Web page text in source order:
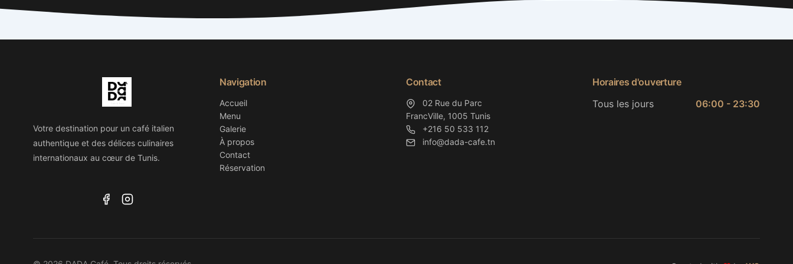
Votre destination pour un café italien
authentique et des délices culinaires
internationaux au cœur de Tunis.
Navigation
Accueil
Menu
Galerie
À propos
Contact
Réservation
Contact
02 Rue du Parc
FrancVille, 1005 Tunis
+216 50 533 112
info@dada-cafe.tn
Horaires d'ouverture
Tous les jours
06:00 - 23:30